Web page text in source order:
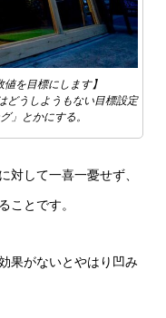
を目標にします】
どうしようもない目標設定
」とかにする。
対して一喜一憂せず、
ことです。
果がないとやはり凹み